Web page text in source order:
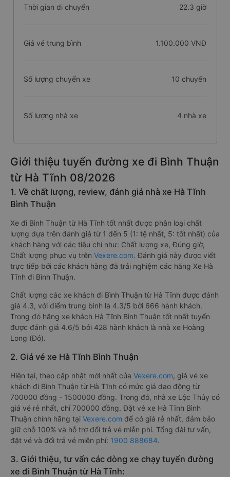
Thời gian di chuyển 22.3 giờ
Giá vé trung bình 1.100.000 VNĐ
Số lượng chuyến xe 10 chuyến
Số lượng nhà xe 4 nhà xe
Giới thiệu tuyến đường xe đi Bình Thuận
từ Hà Tĩnh 08/2026
1. Về chất lượng, review, đánh giá nhà xe Hà Tĩnh
Bình Thuận
Xe đi Bình Thuận từ Hà Tĩnh tốt nhất được phân loại chất
lượng dựa trên đánh giá từ 1 đến 5 (1: tệ nhất, 5: tốt nhất) của
khách hàng với các tiêu chí như: Chất lượng xe, Đúng giờ,
Chất lượng phục vụ trên Vexere.com. Đánh giá này được viết
trực tiếp bởi các khách hàng đã trải nghiệm các hãng Xe Hà
Tĩnh đi Bình Thuận.
Chất lượng các xe khách đi Bình Thuận từ Hà Tĩnh được đánh
giá 4.3, với điểm trung bình là 4.3/5 bởi 666 hành khách.
Trong đó hãng xe khách Hà Tĩnh Bình Thuận tốt nhất tuyến
được đánh giá 4.6/5 bởi 428 hành khách là nhà xe Hoàng
Long (Đỏ).
2. Giá vé xe Hà Tĩnh Bình Thuận
Hiện tại, theo cập nhật mới nhất của Vexere.com, giá vé xe
khách đi Bình Thuận từ Hà Tĩnh có mức giá dao động từ
700000 đồng - 1500000 đồng. Trong đó, nhà xe Lộc Thủy có
giá vé rẻ nhất, chỉ 700000 đồng. Đặt vé xe Hà Tĩnh Bình
Thuận chính hãng tại Vexere.com để có giá rẻ nhất, đảm bảo
giữ chỗ 100% và hỗ trợ đổi trả vé miễn phí. Tổng đài tư vấn,
đặt vé và đổi trả vé miễn phí: 1900 888684.
3. Giới thiệu, tư vấn các dòng xe chạy tuyến đường
xe đi Bình Thuận từ Hà Tĩnh: